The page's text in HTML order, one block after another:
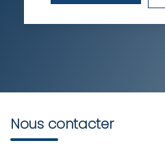
Nous contacter